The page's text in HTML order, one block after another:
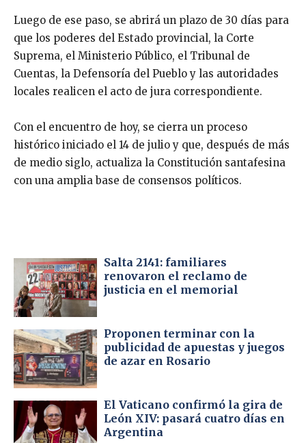
Luego de ese paso, se abrirá un plazo de 30 días para
que los poderes del Estado provincial, la Corte
Suprema, el Ministerio Público, el Tribunal de
Cuentas, la Defensoría del Pueblo y las autoridades
locales realicen el acto de jura correspondiente.
Con el encuentro de hoy, se cierra un proceso
histórico iniciado el 14 de julio y que, después de más
de medio siglo, actualiza la Constitución santafesina
con una amplia base de consensos políticos.
Salta 2141: familiares
renovaron el reclamo de
justicia en el memorial
Proponen terminar con la
publicidad de apuestas y juegos
de azar en Rosario
El Vaticano confirmó la gira de
León XIV: pasará cuatro días en
Argentina